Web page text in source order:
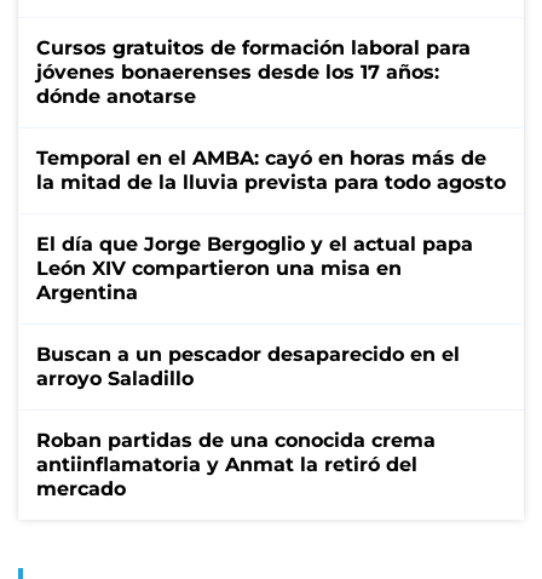
Cursos gratuitos de formación laboral para
jóvenes bonaerenses desde los 17 años:
dónde anotarse
Temporal en el AMBA: cayó en horas más de
la mitad de la lluvia prevista para todo agosto
El día que Jorge Bergoglio y el actual papa
León XIV compartieron una misa en
Argentina
Buscan a un pescador desaparecido en el
arroyo Saladillo
Roban partidas de una conocida crema
antiinflamatoria y Anmat la retiró del
mercado